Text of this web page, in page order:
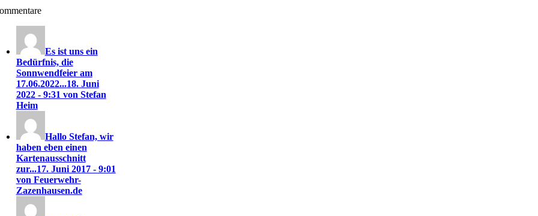
Es ist uns ein
Bedürfnis, die
Sonnwendfeier am
17.06.2022...18. Juni
2022 - 9:31 von Stefan
Heim
Hallo Stefan, wir
haben eben einen
Kartenausschnitt
zur...17. Juni 2017 - 9:01
von Feuerwehr-
Zazenhausen.de